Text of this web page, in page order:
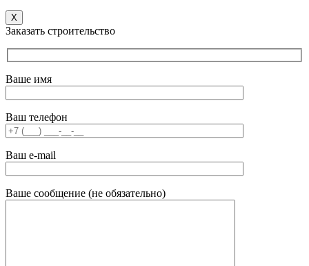
X
Заказать строительство
Ваше имя
Ваш телефон
Ваш e-mail
Ваше сообщение (не обязательно)